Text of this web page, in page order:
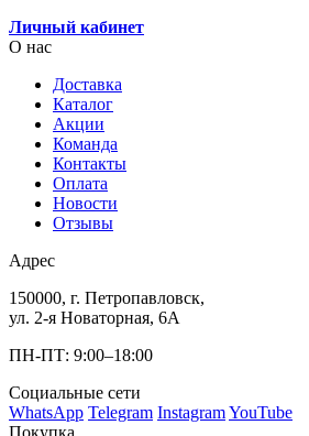
Личный кабинет
О нас
Доставка
Каталог
Акции
Команда
Контакты
Оплата
Новости
Отзывы
Адрес
150000, г. Петропавловск,
ул. 2-я Новаторная, 6А
ПН-ПТ: 9:00–18:00
Социальные сети
WhatsApp Telegram InstagramYouTube
Покупка